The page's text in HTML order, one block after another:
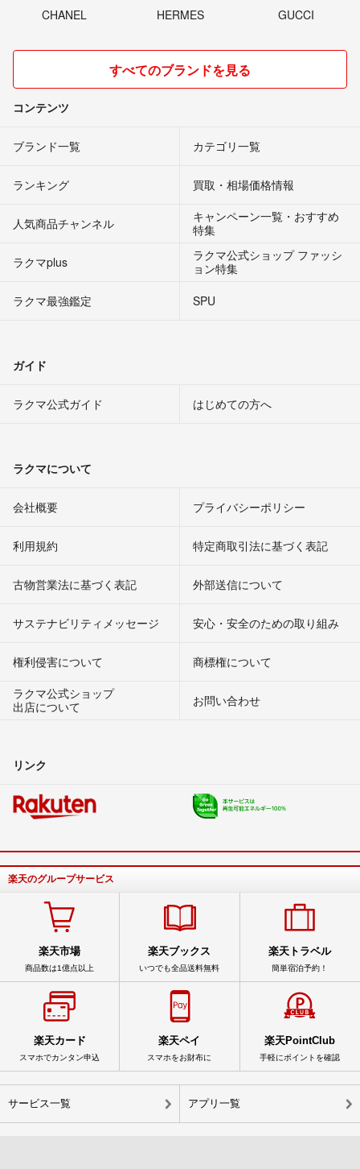
CHANEL HERMES GUCCI
すべてのブランドを見る
コンテンツ
ブランド一覧 カテゴリ一覧
ランキング 買取・相場価格情報
人気商品チャンネル
キャンペーン一覧・おすすめ
特集
ラクマplus
ラクマ公式ショップ ファッシ
ョン特集
ラクマ最強鑑定
SPU
ガイド
ラクマ公式ガイド はじめての方へ
ラクマについて
会社概要 プライバシーポリシー
利用規約 特定商取引法に基づく表記
古物営業法に基づく表記 外部送信について
サステナビリティメッセージ 安心・安全のための取り組み
権利侵害について
商標権について
ラクマ公式ショップ
出店について
お問い合わせ
リンク
楽天のグループサービス
楽天市場
商品数は1億点以上
楽天ブックス
いつでも全品送料無料
楽天トラベル
簡単宿泊予約！
楽天カード
スマホでカンタン申込
楽天ペイ
スマホをお財布に
楽天PointClub
手軽にポイントを確認
サービス一覧 アプリ一覧